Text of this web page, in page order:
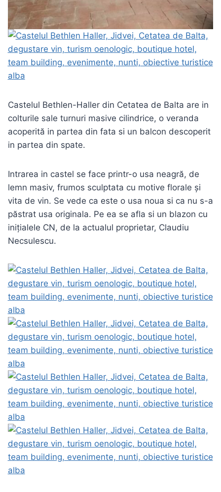
Castelul Bethlen-Haller din Cetatea de Balta are in
colturile sale turnuri masive cilindrice, o veranda
acoperită in partea din fata si un balcon descoperit
in partea din spate.
Intrarea in castel se face printr-o usa neagră, de
lemn masiv, frumos sculptata cu motive florale și
vita de vin. Se vede ca este o usa noua si ca nu s-a
păstrat usa originala. Pe ea se afla si un blazon cu
inițialele CN, de la actualul proprietar, Claudiu
Necsulescu.